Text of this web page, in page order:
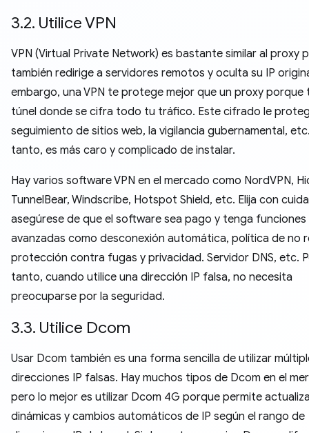
3.2. Utilice VPN
VPN (Virtual Private Network) es bastante similar al proxy
también redirige a servidores remotos y oculta su IP
embargo, una VPN te protege mejor que un proxy porque
túnel donde se cifra todo tu tráfico. Este cifrado le
seguimiento de sitios web, la vigilancia gubernamental,
tanto, es más caro y complicado de instalar.
Hay varios software VPN en el mercado como NordVPN,
TunnelBear, Windscribe, Hotspot Shield, etc. Elija con
asegúrese de que el software sea pago y tenga funciones
avanzadas como desconexión automática, política de no
protección contra fugas y privacidad. Servidor DNS, etc.
tanto, cuando utilice una dirección IP falsa, no necesita
preocuparse por la seguridad.
3.3. Utilice Dcom
Usar Dcom también es una forma sencilla de utilizar
direcciones IP falsas. Hay muchos tipos de Dcom en el
pero lo mejor es utilizar Dcom 4G porque permite
dinámicas y cambios automáticos de IP según el rango de